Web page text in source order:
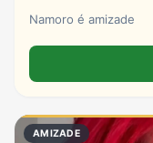
Namoro é amizade
AMIZADE